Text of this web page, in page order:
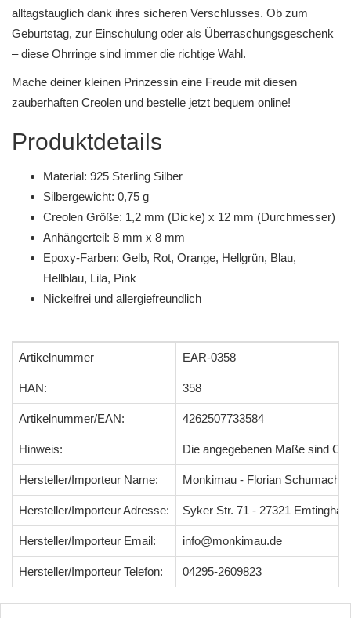
alltagstauglich dank ihres sicheren Verschlusses. Ob zum
Geburtstag, zur Einschulung oder als Überraschungsgeschenk
– diese Ohrringe sind immer die richtige Wahl.
Mache deiner kleinen Prinzessin eine Freude mit diesen
zauberhaften Creolen und bestelle jetzt bequem online!
Produktdetails
Material: 925 Sterling Silber
Silbergewicht: 0,75 g
Creolen Größe: 1,2 mm (Dicke) x 12 mm (Durchmesser)
Anhängerteil: 8 mm x 8 mm
Epoxy-Farben: Gelb, Rot, Orange, Hellgrün, Blau,
Hellblau, Lila, Pink
Nickelfrei und allergiefreundlich
Artikelnummer EAR-0358
HAN: 358
Artikelnummer/EAN: 4262507733584
Hinweis: Die angegebenen Maße sind
Hersteller/Importeur Name: Monkimau - Florian Schumacher
Hersteller/Importeur Adresse: Syker Str. 71 - 27321
Hersteller/Importeur Email: info@monkimau.de
Hersteller/Importeur Telefon: 04295-2609823